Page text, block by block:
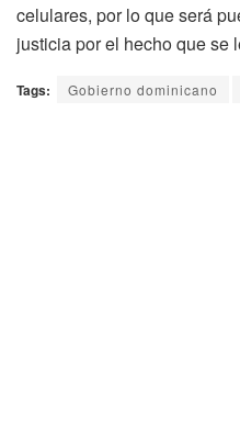
celulares, por lo que será
justicia por el hecho que se
Tags: Gobierno dominicano